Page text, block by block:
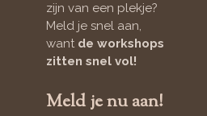
zijn van een plekje?
Meld je snel aan,
want de workshops
zitten snel vol!
Meld je nu aan!